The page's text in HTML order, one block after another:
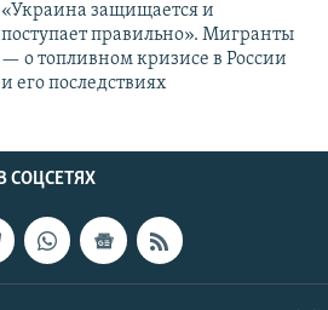
«Украина защищается и
поступает правильно». Мигранты
— о топливном кризисе в России
и его последствиях
СОЦСЕТЯХ